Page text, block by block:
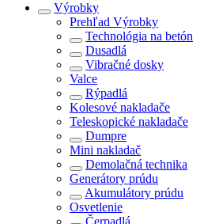
Výrobky
Prehľad Výrobky
Technológia na betón
Dusadlá
Vibračné dosky
Valce
Rýpadlá
Kolesové nakladače
Teleskopické nakladače
Dumpre
Mini nakladač
Demolačná technika
Generátory prúdu
Akumulátory prúdu
Osvetlenie
Čerpadlá